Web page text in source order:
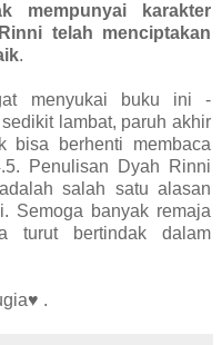
mempunyai karakter
telah menciptakan
.
menyukai buku ini -
lambat, paruh akhir
bisa berhenti membaca
Penulisan Dyah Rinni
salah satu alasan
Semoga banyak remaja
turut bertindak dalam
.